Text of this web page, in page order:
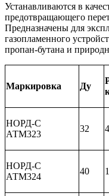
Устанавливаются в
предотвращающего
Предназначены для
газопламенного
пропан-бутана и
Маркировка Ду
НОРД-С
АТМ323
32
НОРД-С
АТМ324
40